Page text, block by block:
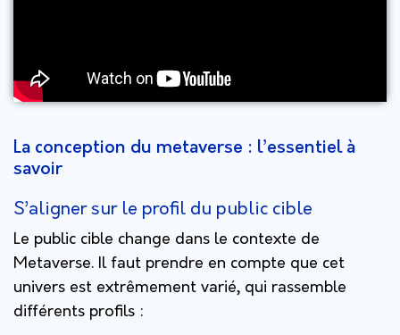
La conception du metaverse : l’essentiel à
savoir
S’aligner sur le profil du public cible
Le public cible change dans le contexte de
Metaverse. Il faut prendre en compte que cet
univers est extrêmement varié, qui rassemble
différents profils :